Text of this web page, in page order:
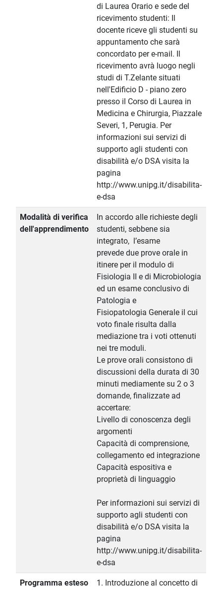
di Laurea Orario e sede del
ricevimento studenti: Il
docente riceve gli studenti su
appuntamento che sarà
concordato per e-mail. Il
ricevimento avrà luogo negli
studi di T.Zelante situati
nell'Edificio D - piano zero
presso il Corso di Laurea in
Medicina e Chirurgia, Piazzale
Severi, 1, Perugia. Per
informazioni sui servizi di
supporto agli studenti con
disabilità e/o DSA visita la
pagina
http://www.unipg.it/disabilita-
e-dsa
Modalità di verifica
dell'apprendimento
In accordo alle richieste degli
studenti, sebbene sia
integrato, l’esame
prevede due prove orale in
itinere per il modulo di
Fisiologia II e di Microbiologia
ed un esame conclusivo di
Patologia e
Fisiopatologia Generale il cui
voto finale risulta dalla
mediazione tra i voti ottenuti
nei tre moduli.
Le prove orali consistono di
discussioni della durata di 30
minuti mediamente su 2 o 3
domande, finalizzate ad
accertare:
Livello di conoscenza degli
argomenti
Capacità di comprensione,
collegamento ed integrazione
Capacità espositiva e
proprietà di linguaggio
Per informazioni sui servizi di
supporto agli studenti con
disabilità e/o DSA visita la
pagina
http://www.unipg.it/disabilita-
e-dsa
Programma esteso
1. Introduzione al concetto di